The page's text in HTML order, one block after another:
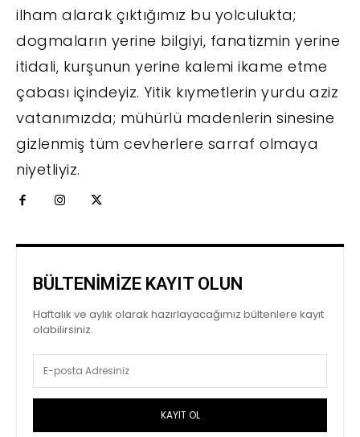
ilham alarak çıktığımız bu yolculukta;
dogmaların yerine bilgiyi, fanatizmin yerine
itidali, kurşunun yerine kalemi ikame etme
çabası içindeyiz. Yitik kıymetlerin yurdu aziz
vatanımızda; mühürlü madenlerin sinesine
gizlenmiş tüm cevherlere sarraf olmaya
niyetliyiz.
BÜLTENİMİZE KAYIT OLUN
Haftalık ve aylık olarak hazırlayacağımız bültenlere kayıt
olabilirsiniz.
KAYIT OL